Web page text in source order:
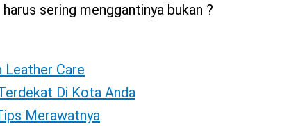
sering menggantinya bukan ?
Care
Di Kota Anda
Merawatnya